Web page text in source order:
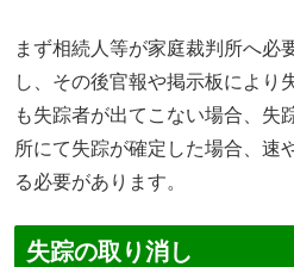
まず相続人等が家庭裁判所へ必
し、その後官報や掲示板により
も失踪者が出てこない場合、失
所にて失踪が確定した場合、速
る必要があります。
失踪の取り消し